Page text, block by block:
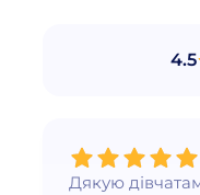
4.5
Дякую